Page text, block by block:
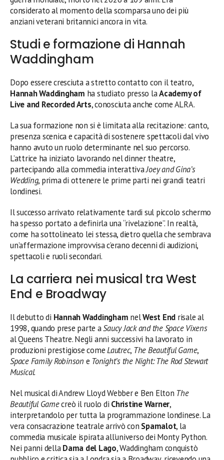
considerato al momento della scomparsa uno dei più
anziani veterani britannici ancora in vita.
Studi e formazione di Hannah
Waddingham
Dopo essere cresciuta a stretto contatto con il teatro,
Hannah Waddingham ha studiato presso laAcademy of
Live and Recorded Arts, conosciuta anche come ALRA.
La sua formazione non si è limitata alla recitazione: canto,
presenza scenica e capacità di sostenere spettacoli dal vivo
hanno avuto un ruolo determinante nel suo percorso.
L’attrice ha iniziato lavorando nel dinner theatre,
partecipando alla commedia interattivaJoey and Gina’s
Wedding, prima di ottenere le prime parti nei grandi teatri
londinesi.
Il successo arrivato relativamente tardi sul piccolo schermo
ha spesso portato a definirla una “rivelazione”. In realtà,
come ha sottolineato lei stessa, dietro quella che sembrava
un’affermazione improvvisa c’erano decenni di audizioni,
spettacoli e ruoli secondari.
La carriera nei musical tra West
End e Broadway
Il debutto di Hannah Waddingham nelWest End risale al
1998, quando prese parte aSaucy Jack and the Space Vixens
al Queens Theatre. Negli anni successivi ha lavorato in
produzioni prestigiose comeLautrec, The Beautiful Game,
Space Family Robinson e Tonight’s the Night: The Rod Stewart
Musical.
Nel musical di Andrew Lloyd Webber e Ben Elton The
Beautiful Gamecreò il ruolo di Christine Warner,
interpretandolo per tutta la programmazione londinese. La
vera consacrazione teatrale arrivò con Spamalot, la
commedia musicale ispirata all’universo dei Monty Python.
Nei panni dellaDama del Lago, Waddingham conquistò